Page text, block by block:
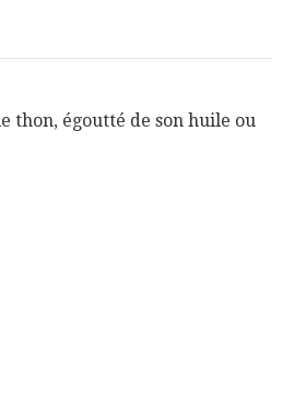
thon, égoutté de son huile ou